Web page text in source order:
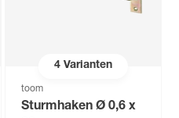
4Varianten
toom
Sturmhaken Ø 0,6 x